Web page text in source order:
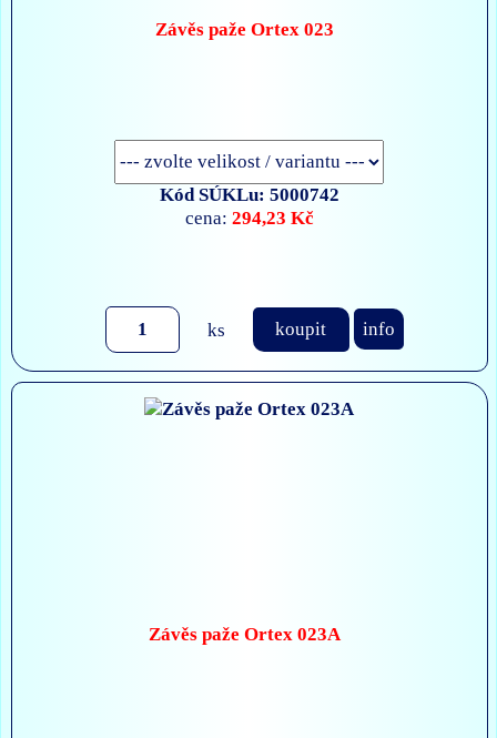
Závěs paže Ortex 023
Kód SÚKLu: 5000742
cena: 294,23 Kč
ks koupit info
Závěs paže Ortex 023A